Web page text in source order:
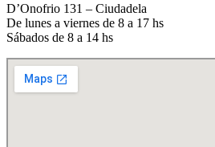
D’Onofrio 131 – Ciudadela
De lunes a viernes de 8 a 17 hs
Sábados de 8 a 14 hs